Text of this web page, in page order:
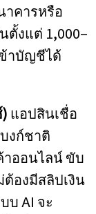
าคารหรือ
ตั้งแต่ 1,000–
ข้าบัญชีได้
แอปสินเชื่อ
งก์ชาติ
าออนไลน์ ขับ
ต้องมีสลิปเงิน
บ AI จะ